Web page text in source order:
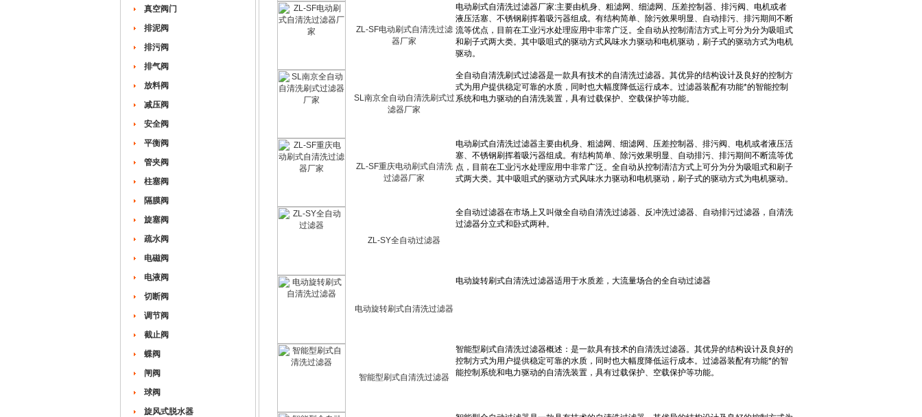
真空阀门
排泥阀
排污阀
排气阀
放料阀
减压阀
安全阀
平衡阀
管夹阀
柱塞阀
隔膜阀
旋塞阀
疏水阀
电磁阀
电液阀
切断阀
调节阀
截止阀
蝶阀
闸阀
球阀
旋风式脱水器
ZL-SF电动刷式自清洗过滤
器厂家
SL南京全自动自清洗刷式过
滤器厂家
ZL-SF重庆电动刷式自清洗
过滤器厂家
ZL-SY全自动过滤器
电动旋转刷式自清洗过滤器
智能型刷式自清洗过滤器